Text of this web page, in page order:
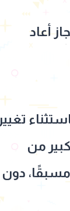
أعاد
تغيير
من
مسبقًا، دون